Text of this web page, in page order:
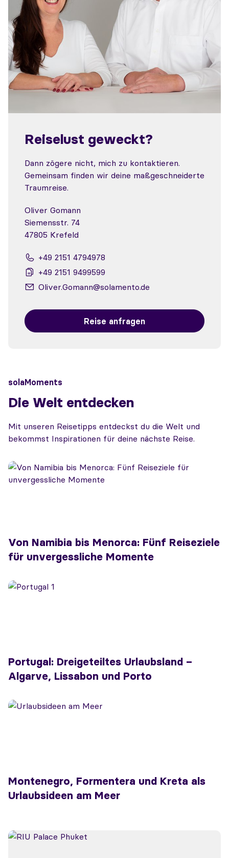
Reiselust geweckt?
Dann zögere nicht, mich zu kontaktieren.
Gemeinsam finden wir deine maßgeschneiderte
Traumreise.
Oliver Gomann
Siemensstr. 74
47805 Krefeld
+49 2151 4794978
+49 2151 9499599
Oliver.Gomann@solamento.de
Reise anfragen
solaMoments
Die Welt entdecken
Mit unseren Reisetipps entdeckst du die Welt und
bekommst Inspirationen für deine nächste Reise.
Von Namibia bis Menorca: Fünf Reiseziele
für unvergessliche Momente
Portugal: Dreigeteiltes Urlaubsland –
Algarve, Lissabon und Porto
Montenegro, Formentera und Kreta als
Urlaubsideen am Meer